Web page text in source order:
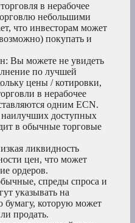
в нерабочее
небольшими
что инвесторам может
покупать и
Вы можете не увидеть
по лучшей
цены / котировки,
в нерабочее
одним ECN.
доступных
в обычные торговые
ликвидность
цен, что может
ордеров.
спреды спроса и
указывать на
которую может
продать.